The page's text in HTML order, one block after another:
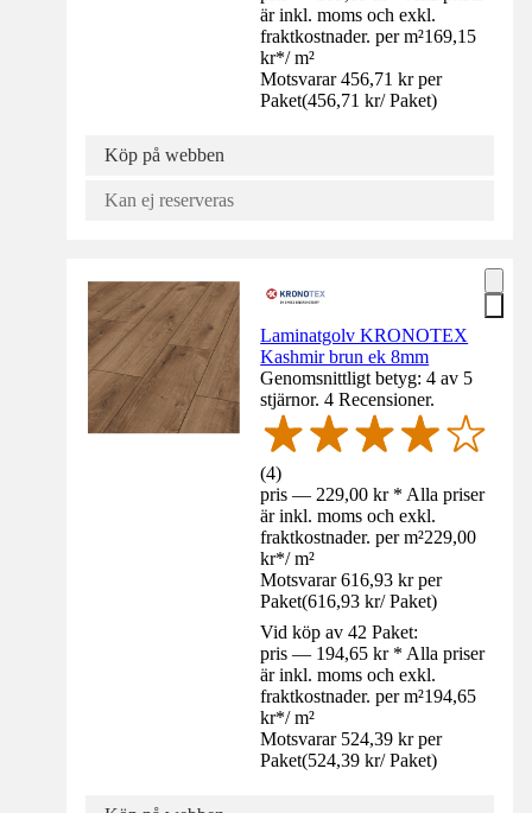
är inkl. moms och exkl.
fraktkostnader. per m²169,15
kr*/ m²
Motsvarar 456,71 kr per
Paket(456,71 kr/ Paket)
Köp på webben
Kan ej reserveras
Laminatgolv KRONOTEX
Kashmir brun ek 8mm
Genomsnittligt betyg: 4 av 5
stjärnor. 4 Recensioner.
(4)
pris — 229,00 kr * Alla priser
är inkl. moms och exkl.
fraktkostnader. per m²229,00
kr*/ m²
Motsvarar 616,93 kr per
Paket(616,93 kr/ Paket)
Vid köp av 42 Paket:
pris — 194,65 kr * Alla priser
är inkl. moms och exkl.
fraktkostnader. per m²194,65
kr*/ m²
Motsvarar 524,39 kr per
Paket(524,39 kr/ Paket)